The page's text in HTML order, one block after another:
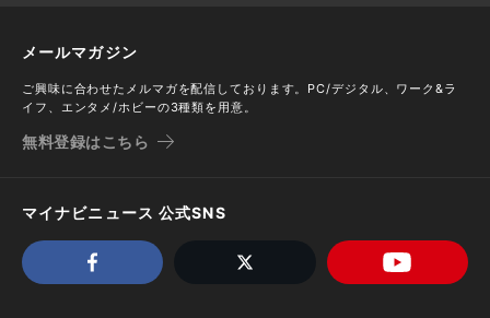
メールマガジン
ご興味に合わせたメルマガを配信しております。PC/デジタル、ワーク&ラ
イフ、エンタメ/ホビーの3種類を用意。
無料登録はこちら
マイナビニュース 公式SNS